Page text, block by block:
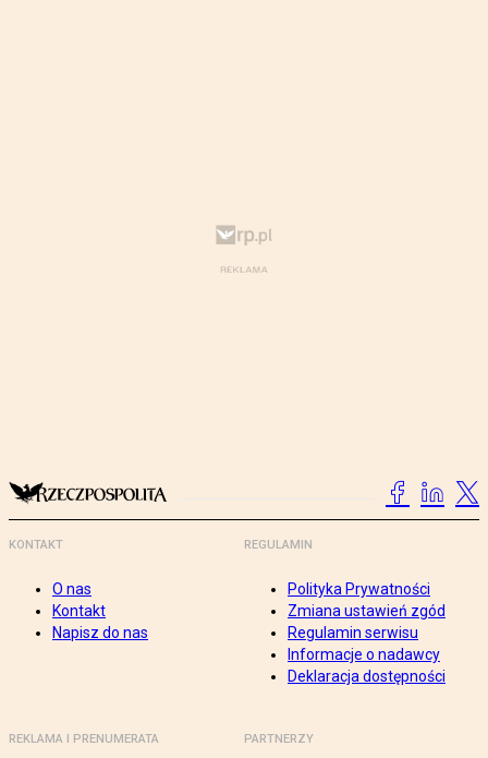
KONTAKT
O nas
Kontakt
Napisz do nas
REGULAMIN
Polityka Prywatności
Zmiana ustawień zgód
Regulamin serwisu
Informacje o nadawcy
Deklaracja dostępności
REKLAMA I PRENUMERATA PARTNERZY